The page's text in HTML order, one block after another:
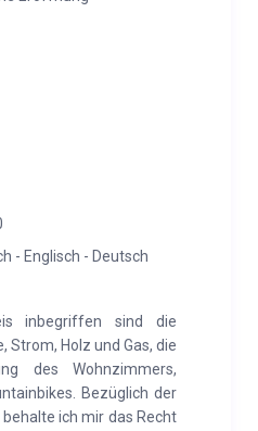
der Alpentäler aus
Etagen. Vor dem alten
das Wohnzimmer, einen
von dem aus Sie den Blick
können. Ebenfalls im
die geräumige Küche mit
mit rustikalen Möbeln
ein kleiner Keller. Im
sich zwei Zimmer, eines
dessen Fenster einen
Tal bietet. Das zweite
- Englisch - Deutsch
inbegriffen sind die
Strom, Holz und Gas, die
des Wohnzimmers,
Bezüglich der
ich mir das Recht